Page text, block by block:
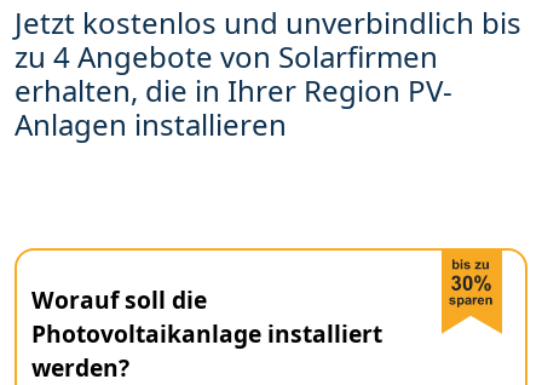
Jetzt kostenlos und unverbindlich bis
zu 4 Angebote von Solarfirmen
erhalten, die in Ihrer Region PV-
Anlagen installieren
Worauf soll die
Photovoltaikanlage installiert
werden?